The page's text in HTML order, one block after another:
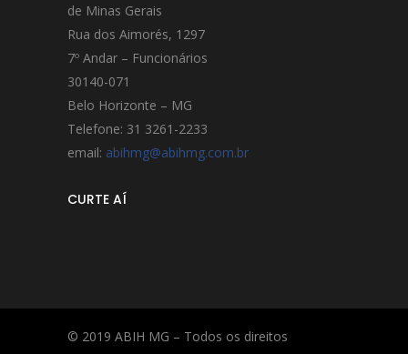
de Minas Gerais
Rua dos Aimorés, 1297
7º Andar – Funcionários
30140-071
Belo Horizonte – MG
Telefone: 31 3261-2233
email: abihmg@abihmg.com.br
CURTE AÍ
© 2019 ABIH MG – Todos os direitos